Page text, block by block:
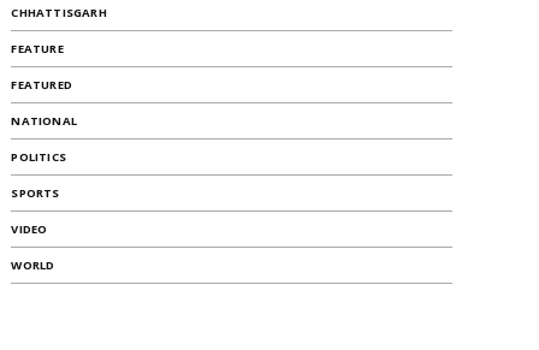
CHHATTISGARH
FEATURE
FEATURED
NATIONAL
POLITICS
SPORTS
VIDEO
WORLD